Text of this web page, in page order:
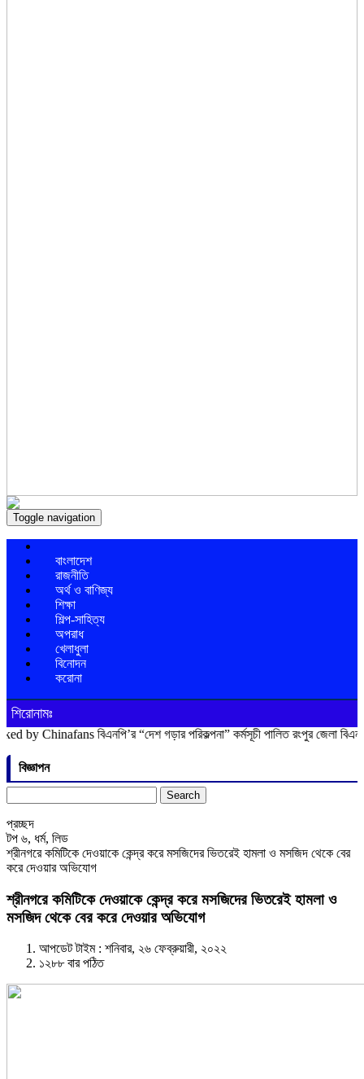
Toggle navigation
বাংলাদেশ
রাজনীতি
অর্থ ও বাণিজ্য
শিক্ষা
শিল্প-সাহিত্য
অপরাধ
খেলাধুলা
বিনোদন
করোনা
শিরোনামঃ
বিএনপি’র “দেশ গড়ার পরিকল্পনা” কর্মসূচী পালিত রংপুর জেলা বিএনপি’র
বিজ্ঞাপন
for:
প্রচ্ছদ
টপ ৬, ধর্ম, লিড
শ্রীনগরে কমিটিকে দেওয়াকে কেন্দ্র করে মসজিদের ভিতরেই হামলা ও মসজিদ থেকে বের
করে দেওয়ার অভিযোগ
শ্রীনগরে কমিটিকে দেওয়াকে কেন্দ্র করে মসজিদের ভিতরেই হামলা ও
মসজিদ থেকে বের করে দেওয়ার অভিযোগ
আপডেট টাইম : শনিবার, ২৬ ফেব্রুয়ারী, ২০২২
১২৮৮ বার পঠিত